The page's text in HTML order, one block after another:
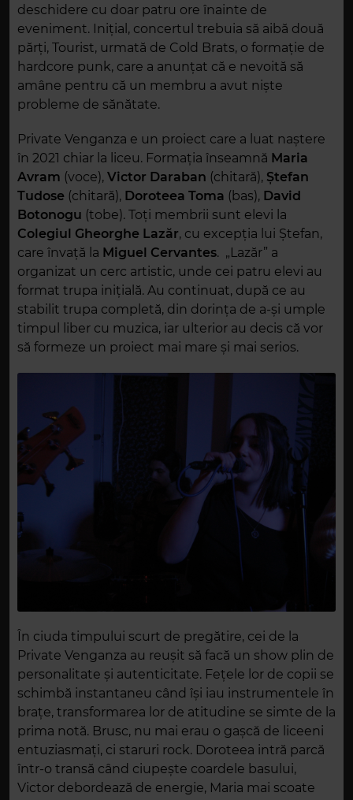
deschidere cu doar patru ore înainte de
eveniment. Inițial, concertul trebuia să aibă două
părți, Tourist, urmată de Cold Brats, o formație de
hardcore punk, care a anunțat că e nevoită să
amâne pentru că un membru a avut niște
probleme de sănătate.
Private Venganza e un proiect care a luat naștere
în 2021 chiar la liceu. Formația înseamnă Maria
Avram (voce), Victor Daraban (chitară), Ștefan
Tudose (chitară), Doroteea Toma (bas), David
Botonogu (tobe). Toți membrii sunt elevi la
Colegiul Gheorghe Lazăr, cu excepția lui Ștefan,
care învață la Miguel Cervantes. „Lazăr” a
organizat un cerc artistic, unde cei patru elevi au
format trupa inițială. Au continuat, după ce au
stabilit trupa completă, din dorința de a-și umple
timpul liber cu muzica, iar ulterior au decis că vor
să formeze un proiect mai mare și mai serios.
În ciuda timpului scurt de pregătire, cei de la
Private Venganza au reușit să facă un show plin de
personalitate și autenticitate. Fețele lor de copii se
schimbă instantaneu când își iau instrumentele în
brațe, transformarea lor de atitudine se simte de la
prima notă. Brusc, nu mai erau o gașcă de liceeni
entuziasmați, ci staruri rock. Doroteea intră parcă
într-o transă când ciupește coardele basului,
Victor debordează de energie, Maria mai scoate